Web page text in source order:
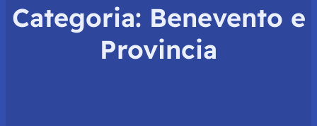
Categoria: Benevento e
Provincia